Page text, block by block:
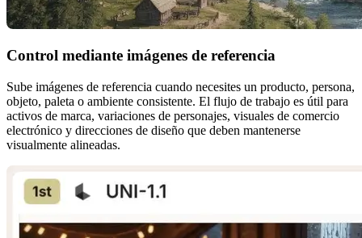
Control mediante imágenes de referencia
Sube imágenes de referencia cuando necesites un producto, persona,
objeto, paleta o ambiente consistente. El flujo de trabajo es útil para
activos de marca, variaciones de personajes, visuales de comercio
electrónico y direcciones de diseño que deben mantenerse
visualmente alineadas.